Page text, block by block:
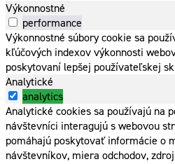
Výkonnostné
performance
Výkonnostné súbory cookie sa
kľúčových indexov výkonnosti
poskytovaní lepšej používateľskej
Analytické
analytics
Analytické cookies sa používajú na
návštevníci interagujú s webovou
pomáhajú poskytovať informácie o
návštevníkov, miera odchodov,